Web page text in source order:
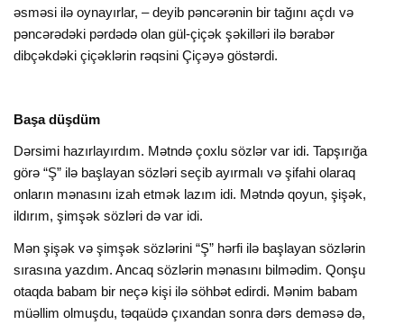
əsməsi ilə oynayırlar, – deyib pəncərənin bir tağını açdı və
pəncərədəki pərdədə olan gül-çiçək şəkilləri ilə bərabər
dibçəkdəki çiçəklərin rəqsini Çiçəyə göstərdi.
Başa düşdüm
Dərsimi hazırlayırdım. Mətndə çoxlu sözlər var idi. Tapşırığa
görə “Ş” ilə başlayan sözləri seçib ayırmalı və şifahi olaraq
onların mənasını izah etmək lazım idi. Mətndə qoyun, şişək,
ildırım, şimşək sözləri də var idi.
Mən şişək və şimşək sözlərini “Ş” hərfi ilə başlayan sözlərin
sırasına yazdım. Ancaq sözlərin mənasını bilmədim. Qonşu
otaqda babam bir neçə kişi ilə söhbət edirdi. Mənim babam
müəllim olmuşdu, təqaüdə çıxandan sonra dərs deməsə də,